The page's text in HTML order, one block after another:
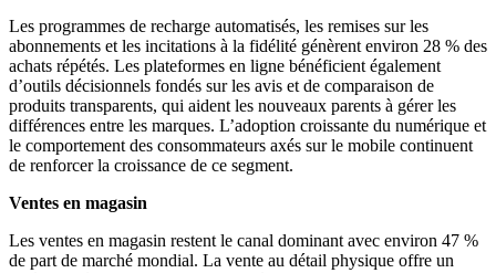
Les programmes de recharge automatisés, les remises sur les
abonnements et les incitations à la fidélité génèrent environ 28 % des
achats répétés. Les plateformes en ligne bénéficient également
d’outils décisionnels fondés sur les avis et de comparaison de
produits transparents, qui aident les nouveaux parents à gérer les
différences entre les marques. L’adoption croissante du numérique et
le comportement des consommateurs axés sur le mobile continuent
de renforcer la croissance de ce segment.
Ventes en magasin
Les ventes en magasin restent le canal dominant avec environ 47 %
de part de marché mondial. La vente au détail physique offre un